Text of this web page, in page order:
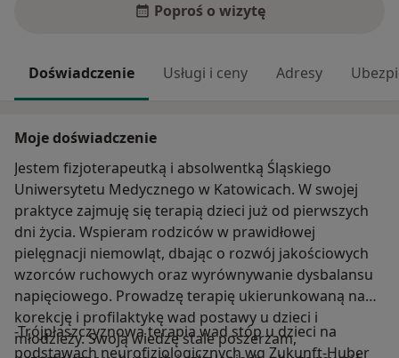
Poproś o wizytę
Doświadczenie Usługi i ceny Adresy
Moje doświadczenie
Jestem fizjoterapeutką i absolwentką Śląskiego
Uniwersytetu Medycznego w Katowicach. W swojej
praktyce zajmuję się terapią dzieci już od pierwszych
dni życia. Wspieram rodziców w prawidłowej
pielęgnacji niemowląt, dbając o rozwój jakościowych
wzorców ruchowych oraz wyrównywanie dysbalansu
napięciowego. Prowadzę terapię ukierunkowaną na
korekcję i profilaktykę wad postawy u dzieci i
młodzieży. Swoją wiedzę stale poszerzam,
-Trójpłaszczyznowa terapia wad stóp u dzieci na
podstawach neurofizjologicznych wg Zukunft-Huber